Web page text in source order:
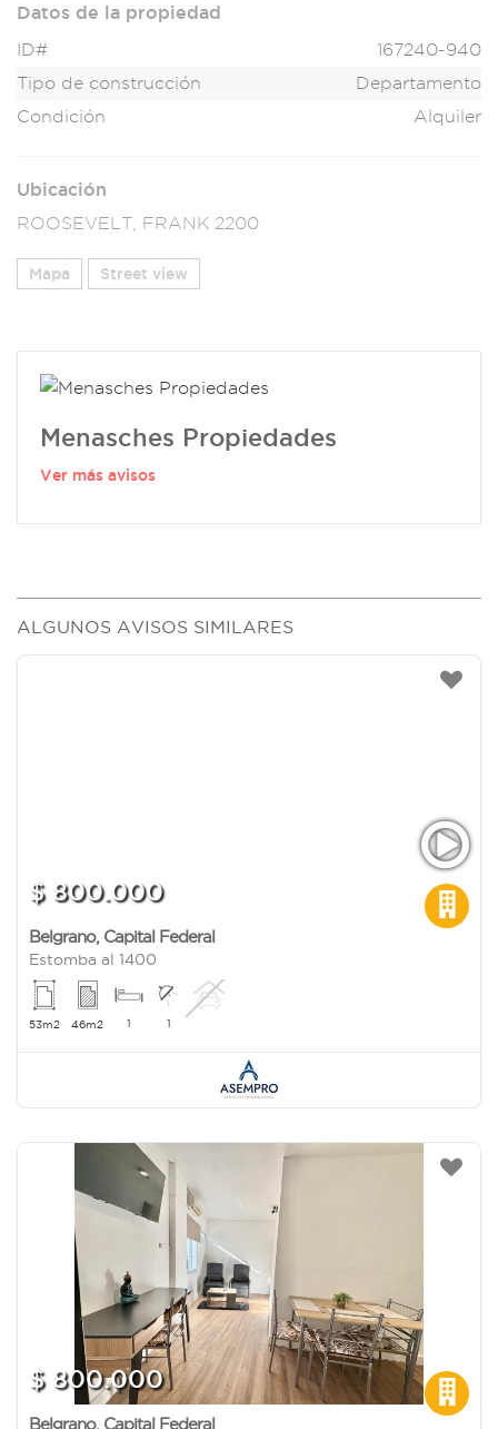
Datos de la propiedad
ID#
167240-940
Tipo de construcción
Departamento
Condición
Alquiler
Ubicación
ROOSEVELT, FRANK 2200
Mapa Street view
Menasches Propiedades
Ver más avisos
ALGUNOS AVISOS SIMILARES
$ 800.000
Belgrano, Capital Federal
Estomba al 1400
53m2 46m2 1 1
$ 800.000
Belgrano, Capital Federal